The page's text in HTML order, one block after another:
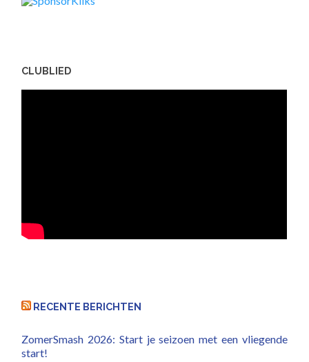
CLUBLIED
RECENTE BERICHTEN
ZomerSmash 2026: Start je seizoen met een vliegende
start!